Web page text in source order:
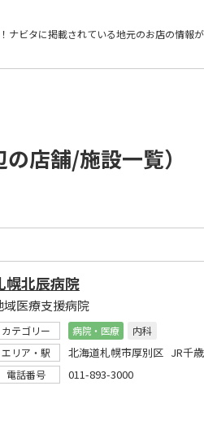
ナビタに掲載されている地元のお店の情報が
店舗/施設一覧）
幌北辰病院
域医療支援病院
カテゴリー 病院・医療
内科
エリア・駅
北海道札幌市厚別区 JR千
電話番号 011-893-3000